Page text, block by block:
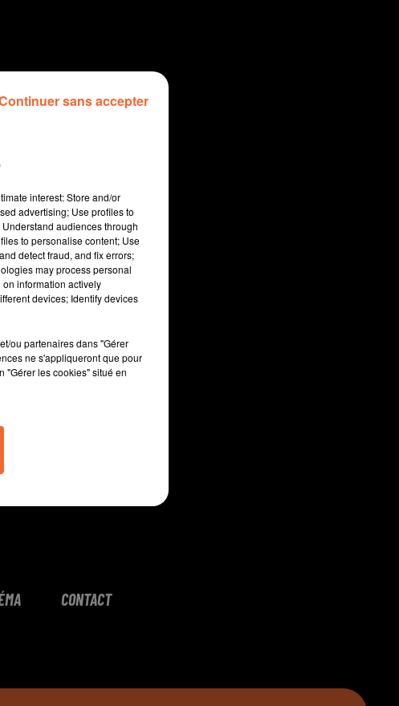
2022,
la
CONTACT
interest: Store and/or
advertising; Use profiles to
audiences through
to personalise content; Use
detect fraud, and fix errors;
may process personal
information actively
devices; Identify devices
ou partenaires dans "Gérer
ne s'appliqueront que pour
"Gérer les cookies" situé en
sans accepter